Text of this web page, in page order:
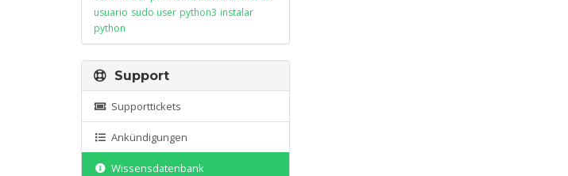
usuario sudo user python3 instalar
python
Support
Supporttickets
Ankündigungen
Wissensdatenbank